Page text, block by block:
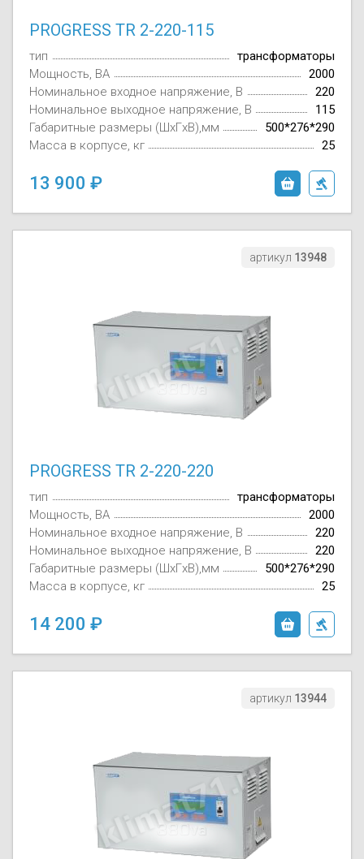
PROGRESS TR 2-220-115
тип
трансформаторы
Мощность, ВА
2000
Номинальное входное напряжение, В
220
Номинальное выходное напряжение, В
115
Габаритные размеры (ШxГxВ),мм
500*276*290
Масса в корпусе, кг
25
13 900
артикул 13948
PROGRESS TR 2-220-220
тип
трансформаторы
Мощность, ВА
2000
Номинальное входное напряжение, В
220
Номинальное выходное напряжение, В
220
Габаритные размеры (ШxГxВ),мм
500*276*290
Масса в корпусе, кг
25
14 200
артикул 13944